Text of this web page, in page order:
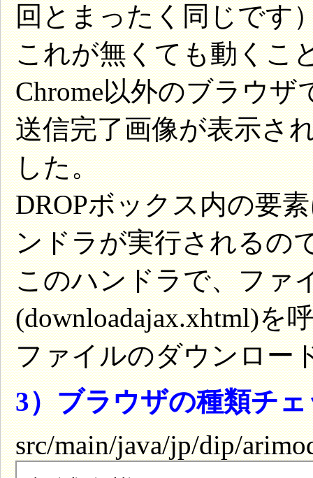
回とまったく同じです
これが無くても動くこ
Chrome以外のブラウザ
送信完了画像が表示さ
した。
DROPボックス内の要
ンドラが実行されるの
このハンドラで、ファ
(downloadajax.xhtml)を
ファイルのダウンロー
3）ブラウザの種類チ
src/main/java/jp/dip/